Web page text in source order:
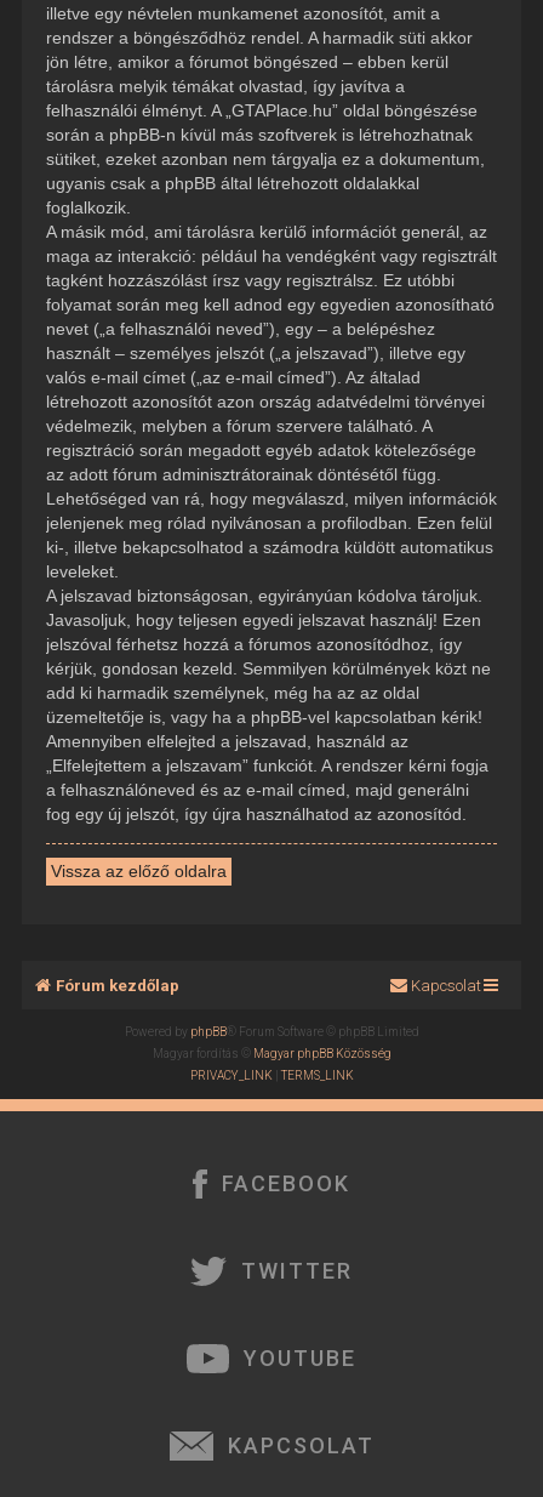
illetve egy névtelen munkamenet azonosítót, amit a
rendszer a böngésződhöz rendel. A harmadik süti akkor
jön létre, amikor a fórumot böngészed – ebben kerül
tárolásra melyik témákat olvastad, így javítva a
felhasználói élményt. A „GTAPlace.hu” oldal böngészése
során a phpBB-n kívül más szoftverek is létrehozhatnak
sütiket, ezeket azonban nem tárgyalja ez a dokumentum,
ugyanis csak a phpBB által létrehozott oldalakkal
foglalkozik.
A másik mód, ami tárolásra kerülő információt generál, az
maga az interakció: például ha vendégként vagy regisztrált
tagként hozzászólást írsz vagy regisztrálsz. Ez utóbbi
folyamat során meg kell adnod egy egyedien azonosítható
nevet („a felhasználói neved”), egy – a belépéshez
használt – személyes jelszót („a jelszavad”), illetve egy
valós e-mail címet („az e-mail címed”). Az általad
létrehozott azonosítót azon ország adatvédelmi törvényei
védelmezik, melyben a fórum szervere található. A
regisztráció során megadott egyéb adatok kötelezősége
az adott fórum adminisztrátorainak döntésétől függ.
Lehetőséged van rá, hogy megválaszd, milyen információk
jelenjenek meg rólad nyilvánosan a profilodban. Ezen felül
ki-, illetve bekapcsolhatod a számodra küldött automatikus
leveleket.
A jelszavad biztonságosan, egyirányúan kódolva tároljuk.
Javasoljuk, hogy teljesen egyedi jelszavat használj! Ezen
jelszóval férhetsz hozzá a fórumos azonosítódhoz, így
kérjük, gondosan kezeld. Semmilyen körülmények közt ne
add ki harmadik személynek, még ha az az oldal
üzemeltetője is, vagy ha a phpBB-vel kapcsolatban kérik!
Amennyiben elfelejted a jelszavad, használd az
„Elfelejtettem a jelszavam” funkciót. A rendszer kérni fogja
a felhasználóneved és az e-mail címed, majd generálni
fog egy új jelszót, így újra használhatod az azonosítód.
Vissza az előző oldalra
Fórum kezdőlap Kapcsolat
Powered by phpBB® Forum Software © phpBB Limited
Magyar fordítás © Magyar phpBB Közösség
PRIVACY_LINK |TERMS_LINK
FACEBOOK
TWITTER
YOUTUBE
KAPCSOLAT